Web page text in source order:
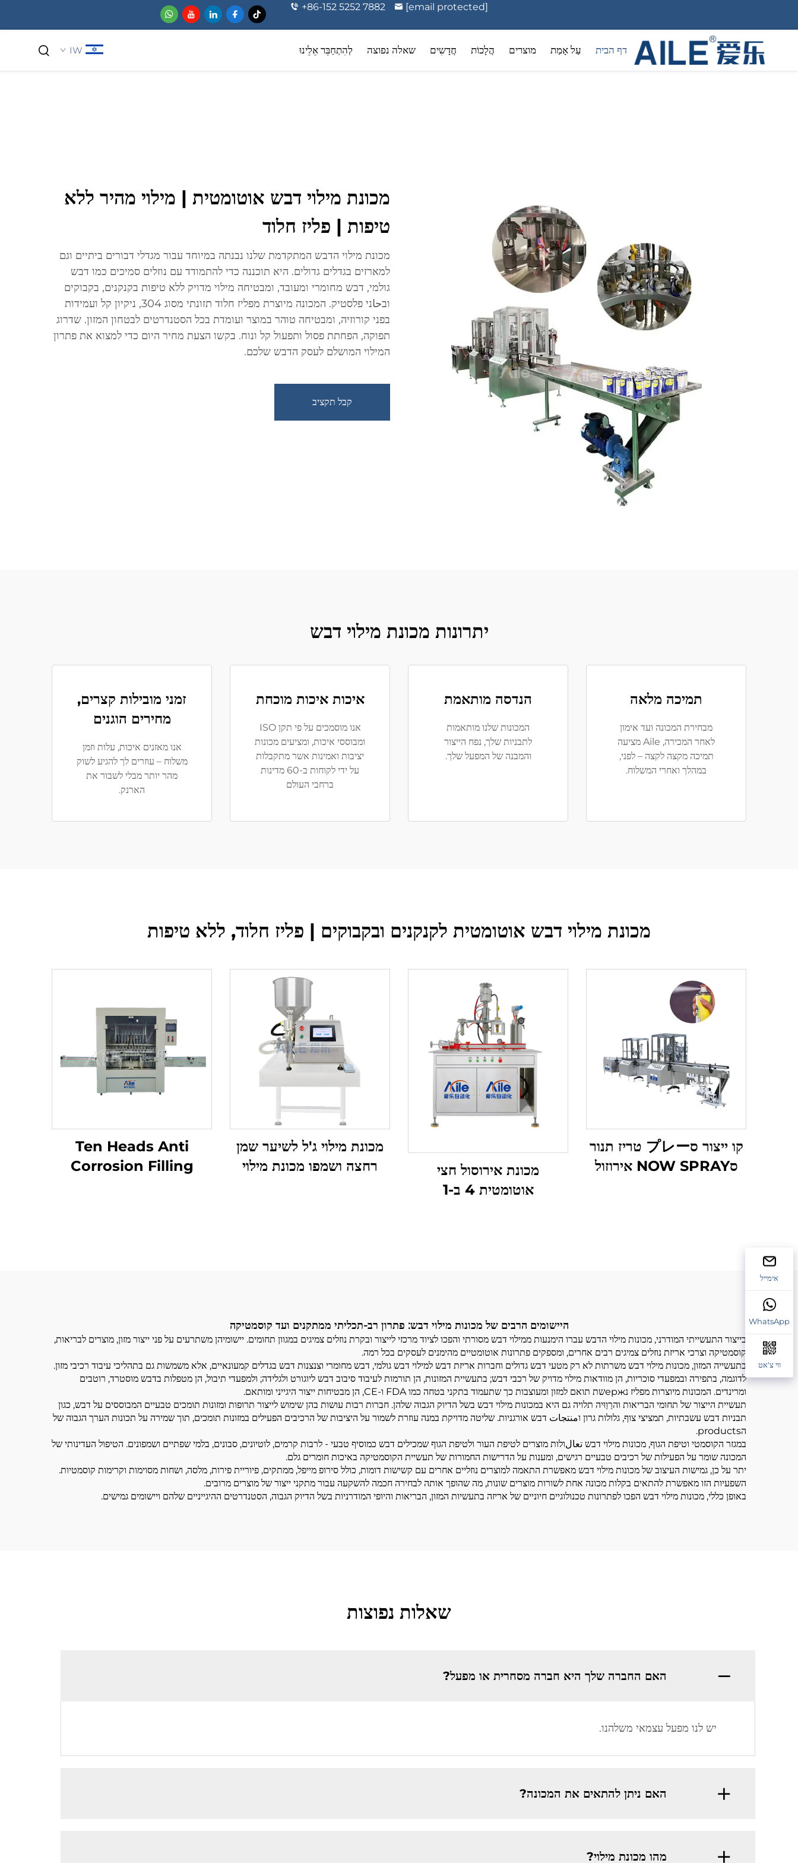
+86-152 5252 7882 [email protected]
דף הבית עַל אָמַת מוצרים הֲלָכוֹת חֲדָשִים שאלה נפוצה לְהִתְחַבֵּר אֵלֵינוּ IW
מכונת מילוי דבש אוטומטית | מילוי מהיר ללא
טיפות | פליז חלוד
מכונת מילוי הדבש המתקדמת שלנו נבנתה במיוחד עבור מגדלי דבורים ביתיים וגם
למארזים בגדלים גדולים. היא תוכננה כדי להתמודד עם נוזלים סמיכים כמו דבש
גולמי, דבש מחומרי ומעובד, ומבטיחה מילוי מדויק ללא טיפות בקנקנים, בקבוקים
ובحاני פלסטיק. המכונה מיוצרת מפליז חלוד תזונתי מסוג 304, ניקיון קל ועמידות
בפני קורוזיה, ומבטיחה טוהר במוצר ועומדת בכל הסטנדרטים לבטחון המזון. שדרוג
תפוקה, הפחתת פסול ותפעול קל ונוח. בקשו הצעת מחיר היום כדי למצוא את פתרון
המילוי המושלם לעסק הדבש שלכם.
קבל תקציב
יתרונות מכונת מילוי דבש
תמיכה מלאה
מבחירת המכונה ועד אימון
לאחר המכירה, Aile מציעה
תמיכה מקצה לקצה – לפני,
במהלך ואחרי המשלוח.
הנדסה מותאמת
המכונות שלנו מותאמות
לתבניות שלך, נפח הייצור
והמבנה של המפעל שלך.
איכות איכות מוכחת
אנו מוסמכים על פי תקן ISO
ומבוססי איכות, ומציעים מכונות
יציבות ואמינות אשר מתקבלות
על ידי לקוחות ב-60 מדינות
ברחבי העולם
זמני מובילות קצרים,
מחירים הוגנים
אנו מאזנים איכות, עלות וזמן
משלוח – עוזרים לך להגיע לשוק
מהר יותר מבלי לשבור את
הארנק.
מכונת מילוי דבש אוטומטית לקנקנים ובקבוקים | פליז חלוד, ללא טיפות
קו ייצור סプレー טריז תנור
סNOW SPRAY אירוזול
מכונת אירוסול חצי
אוטומטית 4 ב-1
מכונת מילוי ג'ל לשיער שמן
רחצה ושמפו מכונת מילוי
Ten Heads Anti
Corrosion Filling
היישומים הרבים של מכונות מילוי דבש: פתרון רב-תכליתי ממתקנים ועד קוסמטיקה
בייצור התעשייתי המודרני, מכונות מילוי הדבש עברו הימנעות ממילוי דבש מסורתי והפכו לציוד מרכזי לייצור ובקרת נוזלים צמיגים במגוון תחומים. יישומיהן משתרעים על פני ייצור מזון, מוצרים לבריאות,
קוסמטיקה וצרכי אריזת נוזלים צמיגים רבים אחרים, ומספקים פתרונות אוטומטיים מהימנים לעסקים בכל רמה.
בתעשייה המזון, מכונות מילוי דבש משרתות לא רק מטעי דבש גדולים וחברות אריזת דבש למילוי דבש גולמי, דבש מחומרי וצנצנות דבש בגדלים קמעונאיים, אלא משמשות גם בתהליכי עיבוד רכיבי מזון.
לדוגמה, בתפירה ובמפעדי סוכריות, הן מוודאות מילוי מדויק של רכבי דבש; בתעשיית המזונות, הן תורמות לעיבוד סיבוב דבש ליוגורט ולגלידה; ולמפעדי תיבול, הן מטפלות בדבש מוסטרד, רוטבים
ומרינדים. המכונות מיוצרות מפליז נержשת תואם למזון ומעוצבות כך שתעמוד בתקני בטחה כמו FDA ו-CE, הן מבטיחות ייצור היגייני ומותאם.
תעשיית הייצור של תחומי הבריאות והרַוַוּיה תלויה גם היא במכונות מילוי דבש בשל הדיוק הגבוה שלהן. חברות רבות עושות בהן שימוש לייצור תרופות ומזונות תומכים טבעיים המבוססים על דבש, כגון
תבניות דבש עשבתיות, תמציצי צוף, גלולות גרון וمنتجات דבש אורגניות. שליטה מדויקת במנה עוזרת לשמור על היציבות של הרכיבים הפעילים במזונות תומכים, תוך שמירה על תכונות הערך הגבוה של
הproducts.
במגזר הקוסמטי וטיפת הגוף, מכונות מילוי דבש تعالולות מוצרים לטיפת העור ולטיפת הגוף שמכילים דבש כמוסיף טבעי - לרבות קרמים, לוטיונים, סבונים, בלמי שפתיים ושמפונים. הטיפול העדינותי של
המכונה שומר על הפעילות של רכיבים טבעיים רגישים, ומענות על הדרישות החמורות של תעשיית הקוסמטיקה באיכות חומרים גלם.
יתר על כן, גמישות העיצוב של מכונות מילוי דבש מאפשרת התאמה למוצרים נוזליים אחרים עם קשישות דומות, כולל סירופ מייפל, ממתקים, פיוריית פירות, מלסה, ושחות מסוימות וקרימות קוסמטיות.
השפעיות הזו מאפשרת להתאים בקלות מכונה אחת לשורות מוצרים שונות, מה שהופך אותה לבחירה חכמה להשקעה עבור מתקני ייצור של מוצרים מרובים.
באופן כללי, מכונות מילוי דבש הפכו לפתרונות טכנולוגיים חיוניים של אריזה בתעשיות המזון, הבריאות והיופי המודרניות בשל הדיוק הגבוה, הסטנדרטים ההיגייניים שלהם ויישומים גמישים.
שאלות נפוצות
האם החברה שלך היא חברה מסחרית או מפעל?
יש לנו מפעל עצמאי משלהנו.
האם ניתן להתאים את המכונה?
מהו מכונת מילוי?
אימייל
WhatsApp
ווי צ'אט